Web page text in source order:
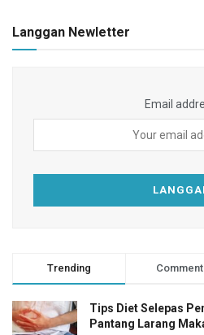
Langgan Newletter
Email
Trending
Tips Diet Selepas
Pantang Larang